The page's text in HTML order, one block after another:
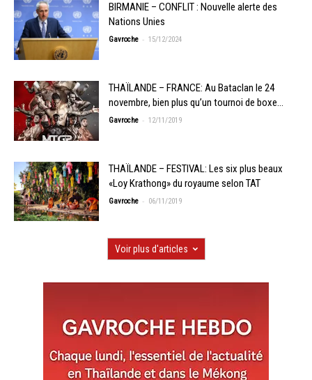
BIRMANIE – CONFLIT : Nouvelle alerte des
Nations Unies
Gavroche - 15/12/2024
THAÏLANDE – FRANCE: Au Bataclan le 24
novembre, bien plus qu’un tournoi de boxe…
Gavroche - 12/11/2019
THAÏLANDE – FESTIVAL: Les six plus beaux
«Loy Krathong» du royaume selon TAT
Gavroche - 06/11/2019
Voir plus d'articles